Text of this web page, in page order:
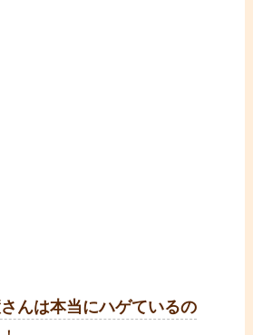
んは本当にハゲているの